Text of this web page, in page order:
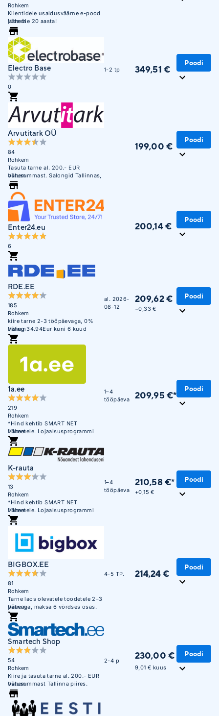
Rohkem
Klientidele usaldusväärne e-pood
juba üle 20 aasta!
Vähem
Electro Base
0
1-2 tp 349,51 €
Poodi
Arvutitark OÜ
84
Rohkem
Tasuta tarne al. 200.- EUR
ostusummast. Salongid Tallinnas,
Tartus, Pärnus ja Narvas
Vähem
199,00 €
Poodi
Enter24.eu
6
200,14 €
Poodi
RDE.EE
185
Rohkem
kiire tarne 2-3 tööpäevaga, 0%
liising 34.94Eur kuni 6 kuud
Vähem
al. 2026-
08-12
209,62 €
−0,33 €
Poodi
1a.ee
219
Rohkem
*Hind kehtib SMART NET
liikmetele. Lojaalsusprogrammi
mittekuuluvatele liikmetele on
hind 243,08 €
Vähem
1–4
tööpäeva
209,95 €*
Poodi
K-rauta
13
Rohkem
*Hind kehtib SMART NET
liikmetele. Lojaalsusprogrammi
mittekuuluvatele liikmetele on
hind 399,00 €
Vähem
1–4
tööpäeva
210,58 €*
+0,15 €
Poodi
BIGBOX.EE
81
Rohkem
Tarne laos olevatele toodetele 2–3
päevaga, maksa 6 võrdses osas.
Vähem
4-5 TP. 214,24 €
Poodi
Smartech Shop
54
Rohkem
Kiire ja tasuta tarne al. 200.- EUR
ostusummast Tallinna piires.
Vähem
2-4 p 230,00 €
9,01 € kuus
Poodi